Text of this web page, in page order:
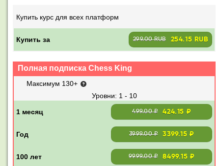
Купить курс для всех платформ
Купить за 299.00 RUB 254.15 RUB
Полная подписка Chess King
Максимум 130+
1 - 10
499.00 ₽ 424.15 ₽
3999.00 ₽ 3399.15 ₽
9999.00 ₽ 8499.15 ₽